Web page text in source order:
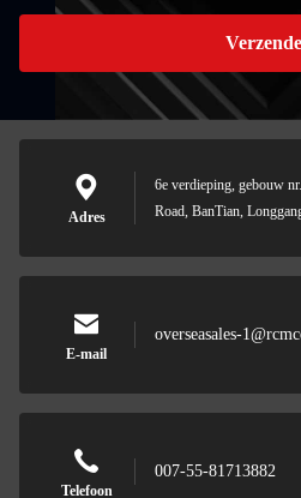
Adres
6e verdieping, gebouw
Road, BanTian,
E-mail
overseasales-
Telefoon
007-55-81713882